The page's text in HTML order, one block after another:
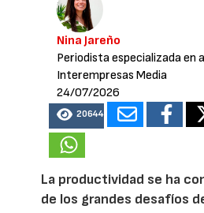
Nina Jareño
Periodista especializada en
Interempresas Media
24/07/2026
20644
La productividad se ha
de los grandes desafíos